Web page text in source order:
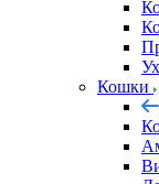
Кошки